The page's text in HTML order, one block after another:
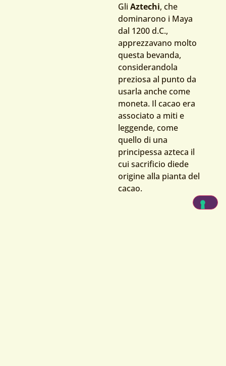
Gli Aztechi, che
dominarono i Maya
dal 1200 d.C.,
apprezzavano molto
questa bevanda,
considerandola
preziosa al punto da
usarla anche come
moneta. Il cacao era
associato a miti e
leggende, come
quello di una
principessa azteca il
cui sacrificio diede
origine alla pianta del
cacao.